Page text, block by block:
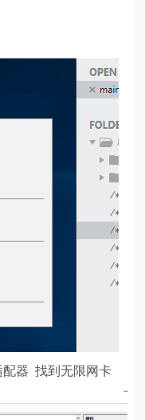
器 找到无限网卡